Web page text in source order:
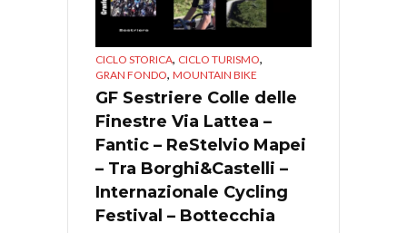
CICLO STORICA, CICLO TURISMO,
GRAN FONDO, MOUNTAIN BIKE
GF Sestriere Colle delle
Finestre Via Lattea –
Fantic – ReStelvio Mapei
– Tra Borghi&Castelli –
Internazionale Cycling
Festival – Bottecchia